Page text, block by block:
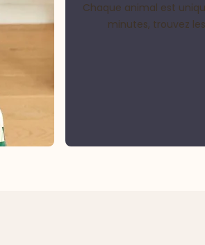
Chaque animal est
minutes, trouvez